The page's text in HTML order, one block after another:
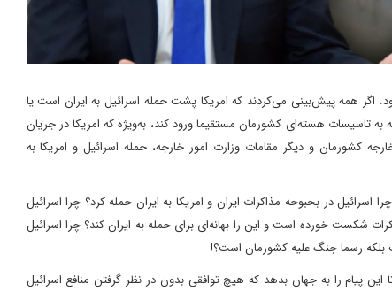
اگر همه پیش‌بینی می‌کردند که امریکا پشت حمله اسرائیل به ایران است یا
تاسیسات هسته‌ای کشورمان مستقیما ورود کند، به‌ویژه که امریکا در جریان
کشورمان و دیگر مقامات وزارت امور خارجه، حمله اسرائیل و امریکا به
در بحبوحه مذاکرات ایران و امریکا به ایران حمله کرد؟ چرا اسرائیل
شکست خورده است و این را بهانه‌ای برای حمله به ایران کند؟ چرا اسرائیل
بلکه رسما جنگ علیه کشورمان است؟!
پیام را به جهان بدهد که هیچ توافقی بدون در نظر گرفتن منافع اسرائیل